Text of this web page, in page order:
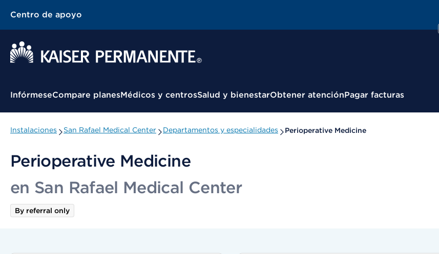
Centro de apoyo
Menú contextual
InfórmeseCompare planesMédicos y centrosSalud y bienestarObtener atenciónPagar facturas
Instalaciones San Rafael Medical Center Departamentos y especialidades Perioperative Medicine
Perioperative Medicine
en San Rafael Medical Center
By referral only